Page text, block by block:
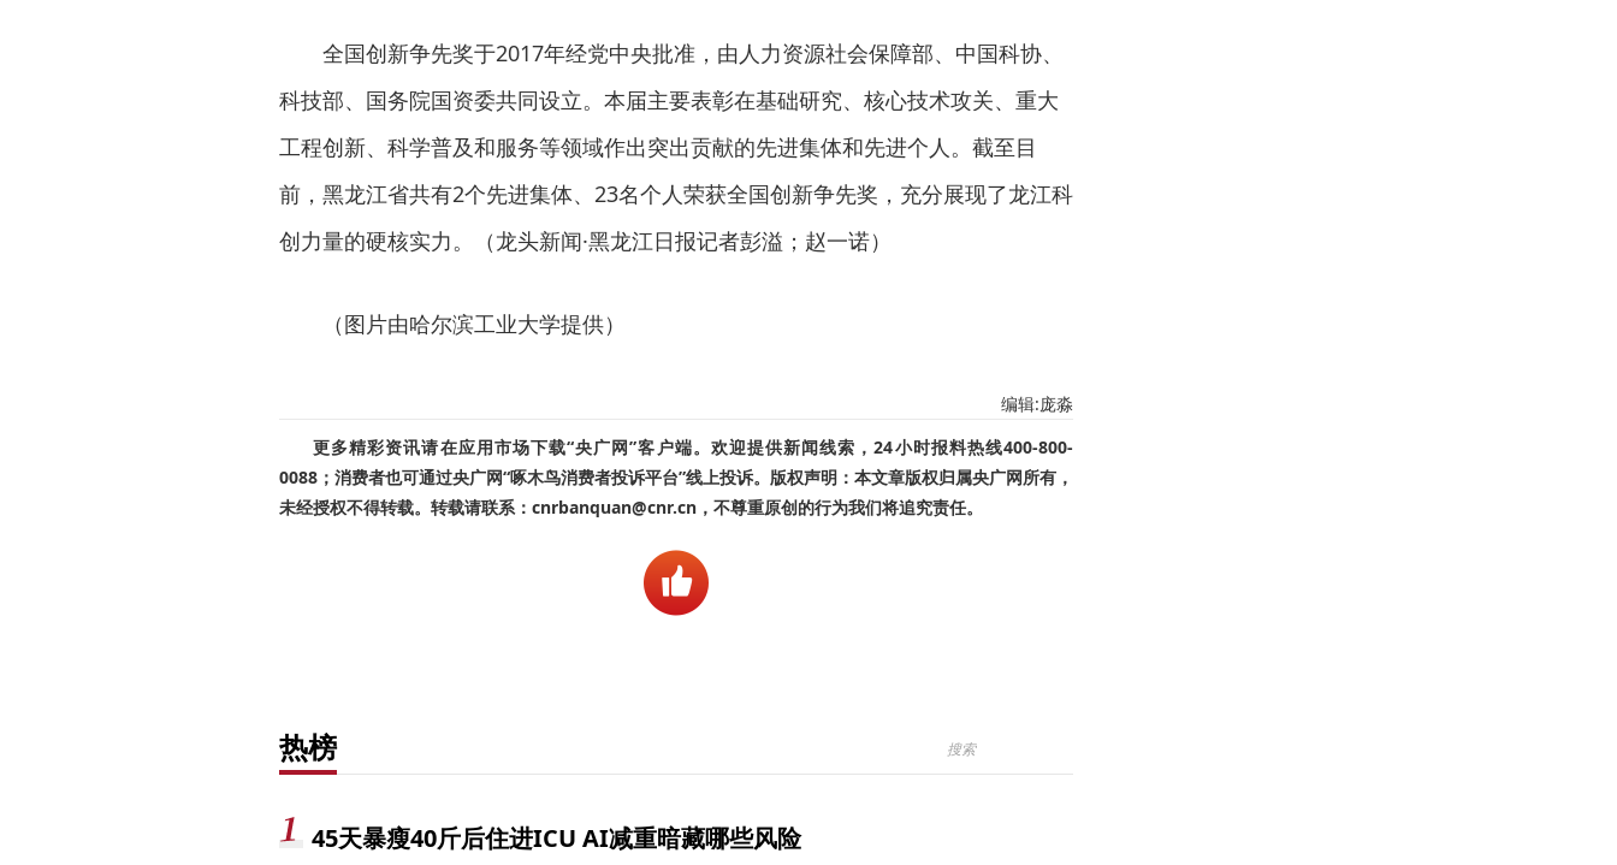
全国创新争先奖于2017年经党中央批准，由人力资源社会保障部、中国科协、
科技部、国务院国资委共同设立。本届主要表彰在基础研究、核心技术攻关、重大
工程创新、科学普及和服务等领域作出突出贡献的先进集体和先进个人。截至目
前，黑龙江省共有2个先进集体、23名个人荣获全国创新争先奖，充分展现了龙江科
创力量的硬核实力。（龙头新闻·黑龙江日报记者彭溢；赵一诺）
（图片由哈尔滨工业大学提供）
编辑:庞淼
更多精彩资讯请在应用市场下载“央广网”客户端。欢迎提供新闻线索，24小时报料热线400-800-
0088；消费者也可通过央广网“啄木鸟消费者投诉平台”线上投诉。版权声明：本文章版权归属央广网所有，
未经授权不得转载。转载请联系：cnrbanquan@cnr.cn，不尊重原创的行为我们将追究责任。
热榜
45天暴瘦40斤后住进ICU AI减重暗藏哪些风险